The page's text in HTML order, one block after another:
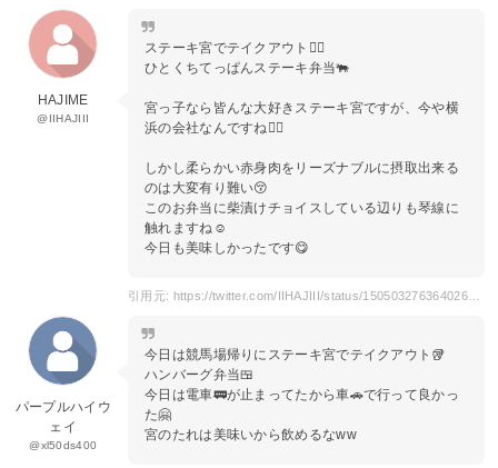
HAJIME
@IIHAJIII
ステーキ宮でテイクアウト🙋‍♂️
ひとくちてっぱんステーキ弁当🐃
宮っ子なら皆んな大好きステーキ宮ですが、今や横
浜の会社なんですね😮‍💨
しかし柔らかい赤身肉をリーズナブルに摂取出来る
のは大変有り難い😚
このお弁当に柴漬けチョイスしている辺りも琴線に
触れますね☺️
今日も美味しかったです😋
引用元: https://twitter.com/IIHAJIII/status/1505032763640262659?s=20&t=XtknXvdNWS-af-iRbmh6Rw
パープルハイウ
ェイ
@xl50ds400
今日は競馬場帰りにステーキ宮でテイクアウト🥡
ハンバーグ弁当🍱
今日は電車🚃が止まってたから車🚗で行って良かっ
た🤗
宮のたれは美味いから飲めるなww